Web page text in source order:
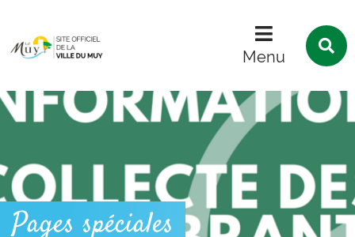
Menu
Pages spéciales